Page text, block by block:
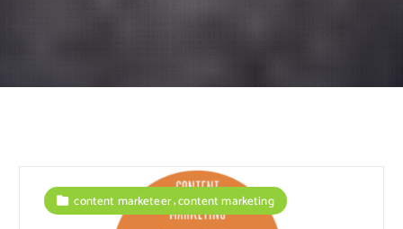
content marketeer,content marketing